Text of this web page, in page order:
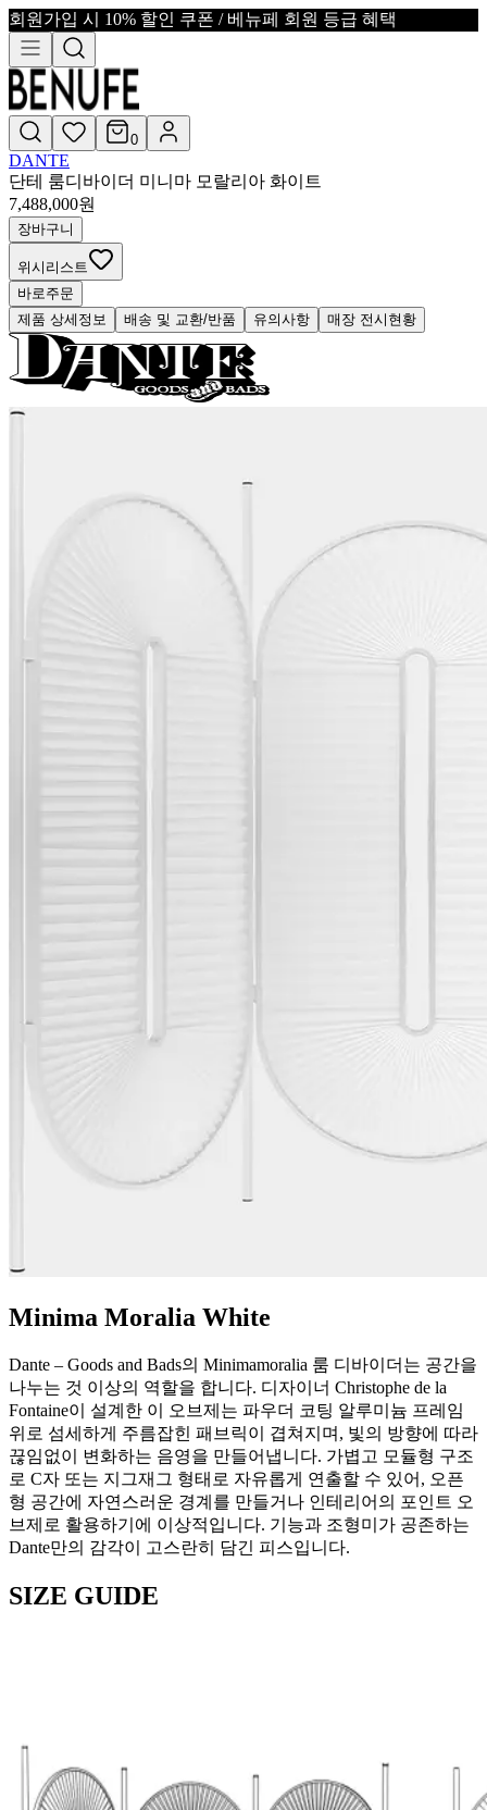
회원가입 시 10% 할인 쿠폰 / 베뉴페 회원 등급 혜택
0
DANTE
단테 룸디바이더 미니마 모랄리아 화이트
7,488,000원
장바구니
위시리스트
바로주문
제품 상세정보
배송 및 교환/반품 유의사항 매장 전시현황
Minima Moralia White
Dante – Goods and Bads의 Minimamoralia 룸 디바이더는 공간을
나누는 것 이상의 역할을 합니다. 디자이너 Christophe de la
Fontaine이 설계한 이 오브제는 파우더 코팅 알루미늄 프레임
위로 섬세하게 주름잡힌 패브릭이 겹쳐지며, 빛의 방향에 따라
끊임없이 변화하는 음영을 만들어냅니다. 가볍고 모듈형 구조
로 C자 또는 지그재그 형태로 자유롭게 연출할 수 있어, 오픈
형 공간에 자연스러운 경계를 만들거나 인테리어의 포인트 오
브제로 활용하기에 이상적입니다. 기능과 조형미가 공존하는
Dante만의 감각이 고스란히 담긴 피스입니다.
SIZE GUIDE